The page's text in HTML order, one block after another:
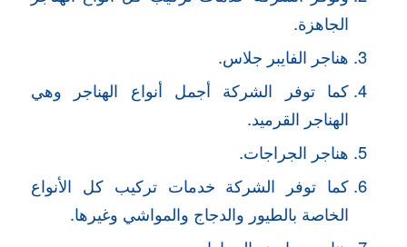
الجاهزة.
هناجر الفايبر جلاس.
كما توفر الشركة أجمل أنواع الهناجر وهي
الهناجر القرميد.
هناجر الجراجات.
كما توفر الشركة خدمات تركيب كل الأنواع
الخاصة بالطيور والدجاج والمواشي وغيرها.